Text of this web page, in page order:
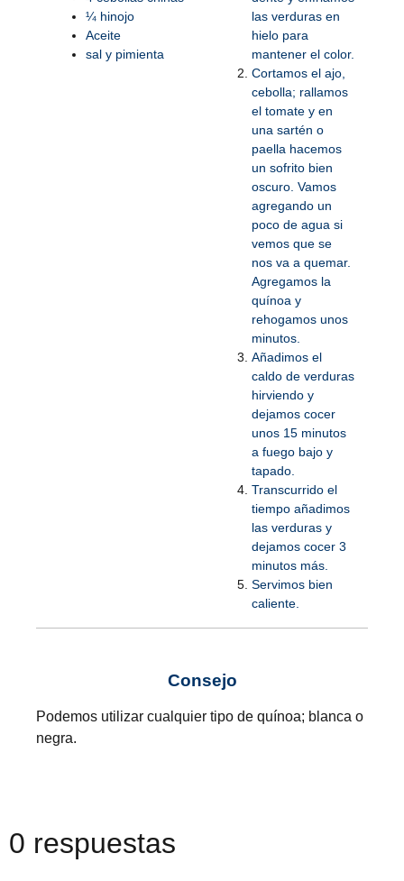
¼ hinojo
Aceite
sal y pimienta
las verduras en
hielo para
mantener el color.
Cortamos el ajo,
cebolla; rallamos
el tomate y en
una sartén o
paella hacemos
un sofrito bien
oscuro. Vamos
agregando un
poco de agua si
vemos que se
nos va a quemar.
Agregamos la
quínoa y
rehogamos unos
minutos.
Añadimos el
caldo de verduras
hirviendo y
dejamos cocer
unos 15 minutos
a fuego bajo y
tapado.
Transcurrido el
tiempo añadimos
las verduras y
dejamos cocer 3
minutos más.
Servimos bien
caliente.
Consejo
Podemos utilizar cualquier tipo de quínoa; blanca o
negra.
0 respuestas